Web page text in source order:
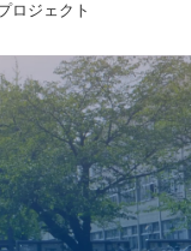
ロジェクト